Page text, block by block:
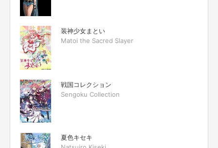
装神少女まとい
Matoi the Sacred Slayer
戦国コレクション
Sengoku Collection
夏色キセキ